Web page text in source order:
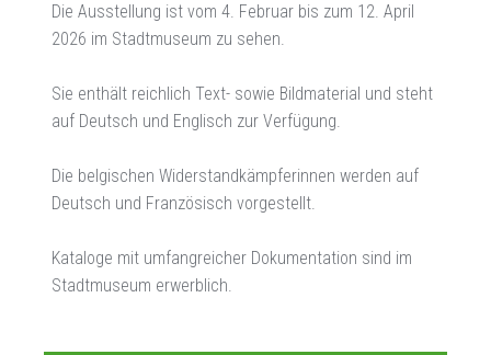
Die Ausstellung ist vom 4. Februar bis zum 12. April
2026 im Stadtmuseum zu sehen.
Sie enthält reichlich Text- sowie Bildmaterial und steht
auf Deutsch und Englisch zur Verfügung.
Die belgischen Widerstandkämpferinnen werden auf
Deutsch und Französisch vorgestellt.
Kataloge mit umfangreicher Dokumentation sind im
Stadtmuseum erwerblich.